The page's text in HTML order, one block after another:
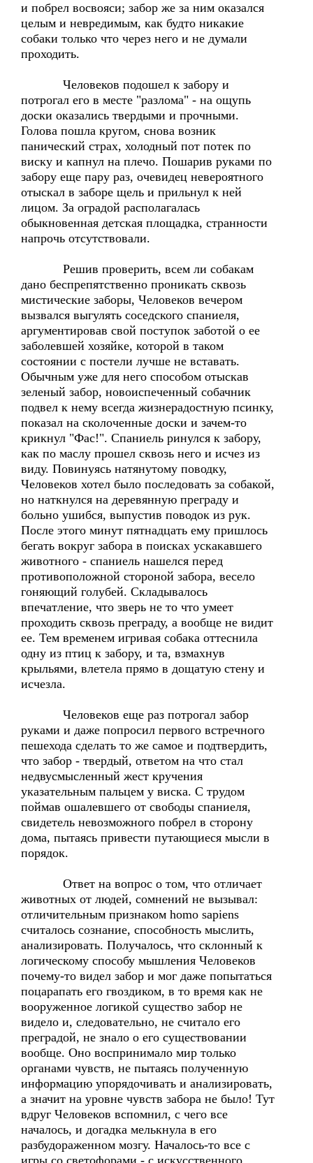
и побрел восвояси; забор же за ним оказался
целым и невредимым, как будто никакие
собаки только что через него и не думали
проходить.
Человеков подошел к забору и
потрогал его в месте "разлома" - на ощупь
доски оказались твердыми и прочными.
Голова пошла кругом, снова возник
панический страх, холодный пот потек по
виску и капнул на плечо. Пошарив руками по
забору еще пару раз, очевидец невероятного
отыскал в заборе щель и прильнул к ней
лицом. За оградой располагалась
обыкновенная детская площадка, странности
напрочь отсутствовали.
Решив проверить, всем ли собакам
дано беспрепятственно проникать сквозь
мистические заборы, Человеков вечером
вызвался выгулять соседского спаниеля,
аргументировав свой поступок заботой о ее
заболевшей хозяйке, которой в таком
состоянии с постели лучше не вставать.
Обычным уже для него способом отыскав
зеленый забор, новоиспеченный собачник
подвел к нему всегда жизнерадостную псинку,
показал на сколоченные доски и зачем-то
крикнул "Фас!". Спаниель ринулся к забору,
как по маслу прошел сквозь него и исчез из
виду. Повинуясь натянутому поводку,
Человеков хотел было последовать за собакой,
но наткнулся на деревянную преграду и
больно ушибся, выпустив поводок из рук.
После этого минут пятнадцать ему пришлось
бегать вокруг забора в поисках ускакавшего
животного - спаниель нашелся перед
противоположной стороной забора, весело
гоняющий голубей. Складывалось
впечатление, что зверь не то что умеет
проходить сквозь преграду, а вообще не видит
ее. Тем временем игривая собака оттеснила
одну из птиц к забору, и та, взмахнув
крыльями, влетела прямо в дощатую стену и
исчезла.
Человеков еще раз потрогал забор
руками и даже попросил первого встречного
пешехода сделать то же самое и подтвердить,
что забор - твердый, ответом на что стал
недвусмысленный жест кручения
указательным пальцем у виска. С трудом
поймав ошалевшего от свободы спаниеля,
свидетель невозможного побрел в сторону
дома, пытаясь привести путающиеся мысли в
порядок.
Ответ на вопрос о том, что отличает
животных от людей, сомнений не вызывал:
отличительным признаком homo sapiens
считалось сознание, способность мыслить,
анализировать. Получалось, что склонный к
логическому способу мышления Человеков
почему-то видел забор и мог даже попытаться
поцарапать его гвоздиком, в то время как не
вооруженное логикой существо забор не
видело и, следовательно, не считало его
преградой, не знало о его существовании
вообще. Оно воспринимало мир только
органами чувств, не пытаясь полученную
информацию упорядочивать и анализировать,
а значит на уровне чувств забора не было! Тут
вдруг Человеков вспомнил, с чего все
началось, и догадка мелькнула в его
разбудораженном мозгу. Началось-то все с
игры со светофорами - с искусственного